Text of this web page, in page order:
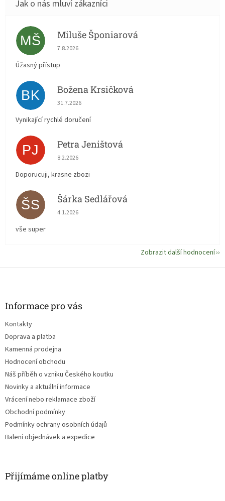
MŠ Miluše Šponiarová
Hodnocení obchodu je 5 z 5 hvězdiček.
7.8.2026
Úžasný přístup
BK Božena Krsičková
Hodnocení obchodu je 5 z 5 hvězdiček.
31.7.2026
Vynikající rychlé doručení
PJ Petra Jeništová
Hodnocení obchodu je 5 z 5 hvězdiček.
8.2.2026
Doporucuji, krasne zbozi
ŠS Šárka Sedlářová
Hodnocení obchodu je 5 z 5 hvězdiček.
4.1.2026
vše super
Zobrazit další hodnocení
Informace pro vás
Kontakty
Doprava a platba
Kamenná prodejna
Hodnocení obchodu
Náš příběh o vzniku Českého koutku
Novinky a aktuální informace
Vrácení nebo reklamace zboží
Obchodní podmínky
Podmínky ochrany osobních údajů
Balení objednávek a expedice
Přijímáme online platby